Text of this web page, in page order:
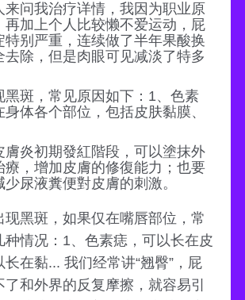
来问我治疗详情，我因为职业原
再加上个人比较懒不爱运动，屁
特别严重，连续做了半年果酸换
去除，但是肉眼可见减淡了特多
黑斑，常见原因如下：1、色素
体各个部位，包括皮肤黏膜、
膚炎初期發紅階段，可以塗抹外
療，增加皮膚的修復能力；也要
尿液糞便對皮膚的刺激。
现黑斑，如果仅在嘴唇部位，常
种情况：1、色素痣，可以长在皮
在黏... 我们经常讲“翘臀”，屁
了和外界的反复摩擦，就容易引